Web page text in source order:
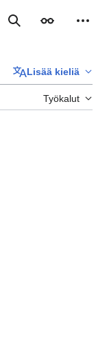
Haku Ulkoasu
Lisää kieliä
Työkalut